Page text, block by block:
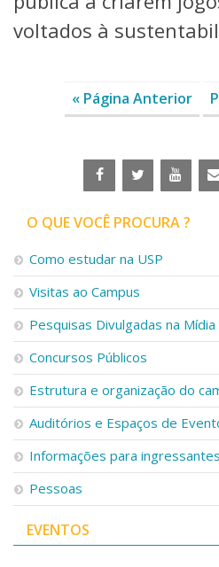
voltados à
« Página Anterior
O QUE VOCÊ PROCURA ?
Como estudar na USP
Visitas ao Campus
Pesquisas Divulgadas na Mídia
Concursos Públicos
Estrutura e organização do
Auditórios e Espaços de
Informações para ingressantes
Pessoas
EVENTOS